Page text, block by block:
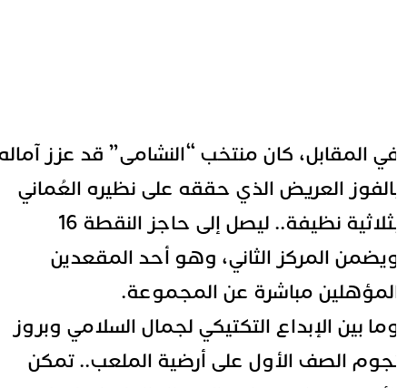
المقابل، كان منتخب “النشامى” قد عزز آماله
العريض الذي حققه على نظيره العُماني
بثلاثية نظيفة.. ليصل إلى حاجز النقطة 16
المركز الثاني، وهو أحد المقعدين
مباشرة عن المجموعة.
بين الإبداع التكتيكي لجمال السلامي وبروز
الصف الأول على أرضية الملعب.. تمكن